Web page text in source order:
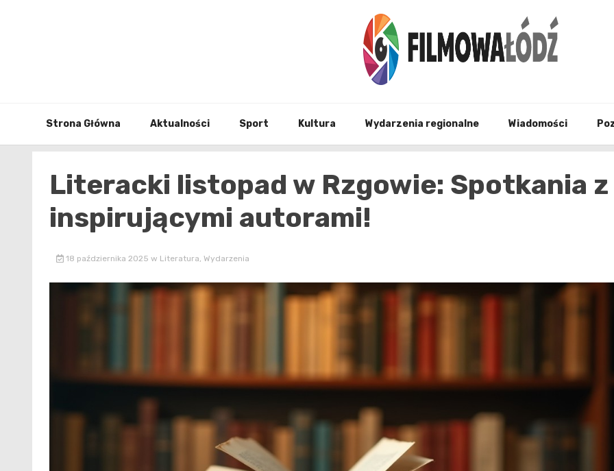
Strona Główna Aktualności Sport Kultura Wydarzenia regionalne Wiadomości
Literacki listopad w Rzgowie: Spotkania z
inspirującymi autorami!
18 października 2025 w Literatura, Wydarzenia